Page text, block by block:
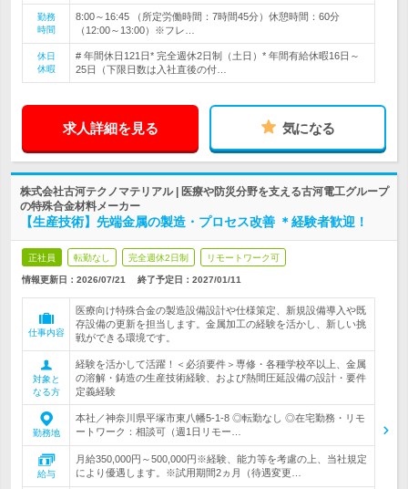
勤務
時間
8:00～16:45 （所定労働時間：7時間45分）休憩時間：60分
（12:00～13:00）※フレ…
休日
休暇
# 年間休日121日* 完全週休2日制（土日）* 年間有給休暇16日～
25日（下限日数は入社直後の付…
求人詳細を見る 気になる
株式会社古河テクノマテリアル | 医療や防災分野を支える古河電工グループ
の特殊合金材料メーカー
【生産技術】先端金属の製造・プロセス改善 ＊経験者歓迎！
正社員 転勤なし 完全週休2日制 リモートワーク可
情報更新日：2026/07/21 終了予定日： 2027/01/11
仕事内容
医療向け特殊合金の製造設備設計や仕様策定、新規設備導入や既
存設備の更新を担当します。金属加工の経験を活かし、新しい挑
戦ができる環境です。
対象と
なる方
経験を活かして活躍！＜必須要件＞専修・各種学校卒以上、金属
の溶解・鋳造の生産技術経験、および熱間圧延設備の設計・要件
定義経験
勤務地
本社／神奈川県平塚市東八幡5-1-8 ◎転勤なし ◎在宅勤務・リモ
ートワーク：相談可（週1日リモー…
給与
月給350,000円～500,000円※経験、能力等を考慮の上、当社規定
により優遇します。※試用期間2ヵ月（待遇変更…